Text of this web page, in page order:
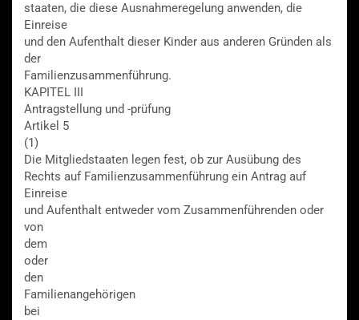
staaten, die diese Ausnahmeregelung anwenden, die
Einreise
und den Aufenthalt dieser Kinder aus anderen Gründen als
der
Familienzusammenführung.
KAPITEL III
Antragstellung und -prüfung
Artikel 5
(1)
Die Mitgliedstaaten legen fest, ob zur Ausübung des
Rechts auf Familienzusammenführung ein Antrag auf
Einreise
und Aufenthalt entweder vom Zusammenführenden oder
von
dem
oder
den
Familienangehörigen
bei